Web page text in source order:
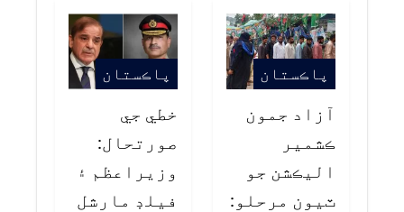
پاڪستان
آزاد جمون
ڪشمير
اليڪشن جو
ٽيون مرحلو:
پاڪستان
خطي جي
صورتحال:
وزيراعظم ۽
فيلڊ مارشل